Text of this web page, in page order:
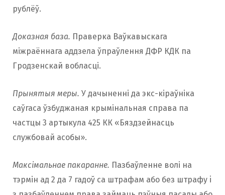
рублёў.
Доказная база. Праверка Ваўкавыскага
міжраённага аддзела ўпраўлення ДФР КДК па
Гродзенскай вобласці.
Прынятыя меры. У дачыненні да экс-кіраўніка
саўгаса ўзбуджаная крымінальная справа па
частцы 3 артыкула 425 КК «Бяздзейнасць
службовай асобы».
Максімальнае пакаранне. Пазбаўленне волі на
тэрмін ад 2 да 7 гадоў са штрафам або без штрафу i